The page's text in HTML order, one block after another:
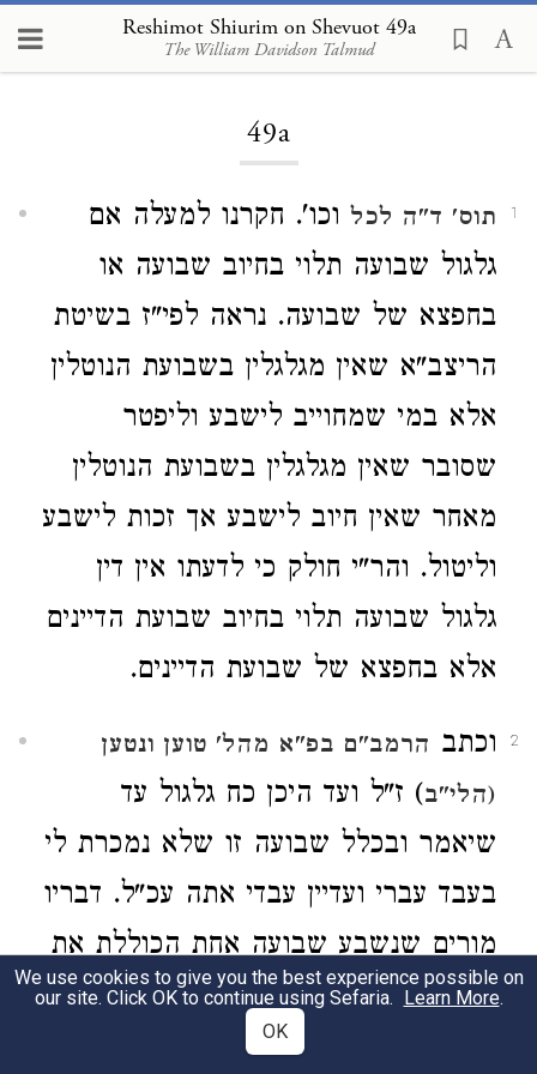
Reshimot Shiurim on Shevuot 49a
The William Davidson Talmud
Loading...
49a
1 תוס' ד"ה לכל וכו'. חקרנו למעלה אם
גלגול שבועה תלוי בחיוב שבועה או
בחפצא של שבועה. נראה לפי"ז בשיטת
הריצב"א שאין מגלגלין בשבועת הנוטלין
אלא במי שמחוייב לישבע וליפטר
שסובר שאין מגלגלין בשבועת הנוטלין
מאחר שאין חיוב לישבע אך זכות לישבע
וליטול. והר"י חולק כי לדעתו אין דין
גלגול שבועה תלוי בחיוב שבועת הדיינים
אלא בחפצא של שבועת הדיינים.
2 וכתב הרמב"ם בפ"א מהל' טוען ונטען
(הלי"ב) ז"ל ועד היכן כח גלגול עד
שיאמר ובכלל שבועה זו שלא נמכרת לי
בעבד עברי ועדיין עבדי אתה עכ"ל. דבריו
מורים שנשבע שבועה אחת הכוללת את
ענין השבועה הראשונה ואת הענין
שגלגל. יוצא לפי הרמב"ם שגלגול
We use cookies to give you the best experience possible on
our site. Click OK to continue using Sefaria. Learn More.
OK